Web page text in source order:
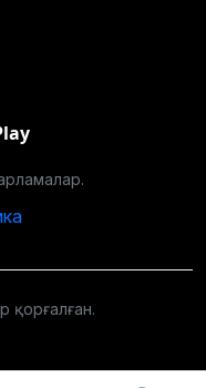
қорғалған.